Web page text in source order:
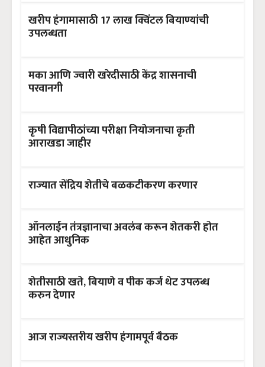
खरीप हंगामासाठी 17 लाख क्विंटल बियाण्यांची
उपलब्धता
मका आणि ज्वारी खरेदीसाठी केंद्र शासनाची
परवानगी
कृषी विद्यापीठांच्या परीक्षा नियोजनाचा कृती
आराखडा जाहीर
राज्यात सेंद्रिय शेतीचे बळकटीकरण करणार
ऑनलाईन तंत्रज्ञानाचा अवलंब करून शेतकरी होत
आहेत आधुनिक
शेतीसाठी खते, बियाणे व पीक कर्ज थेट उपलब्ध
करुन देणार
आज राज्यस्तरीय खरीप हंगामपूर्व बैठक